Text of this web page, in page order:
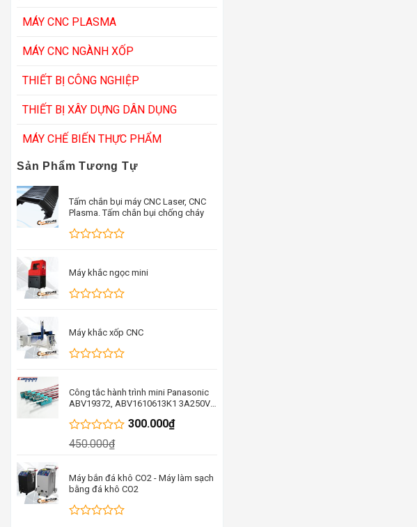
MÁY CNC PLASMA
MÁY CNC NGÀNH XỐP
THIẾT BỊ CÔNG NGHIỆP
THIẾT BỊ XÂY DỰNG DÂN DỤNG
MÁY CHẾ BIẾN THỰC PHẨM
Sản Phẩm Tương Tự
Tấm chắn bụi máy CNC Laser, CNC
Plasma. Tấm chắn bụi chống cháy
hạng
5
Máy khắc ngọc mini
hạng
5
Máy khắc xốp CNC
hạng
0
sao
Công tắc hành trình mini Panasonic
ABV19372, ABV1610613K1 3A250V
ABV19388FA
Được
0
5
300.000₫
450.000₫
Máy bắn đá khô CO2 - Máy làm sạch
bằng đá khô CO2